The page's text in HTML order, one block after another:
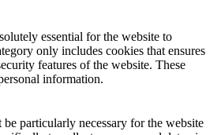
essential for the website to
only includes cookies that ensures
features of the website. These
information.
particularly necessary for the website